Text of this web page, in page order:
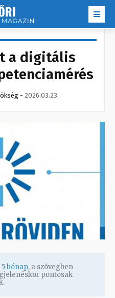
a digitális
- 2026.03.23.
5 hónap, a szövegben
pontosak